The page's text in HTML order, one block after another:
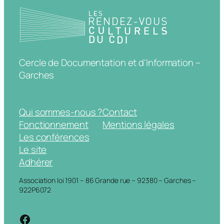
Cercle de Documentation et d'Information –
Garches
Qui sommes-nous ?
Fonctionnement
Les conférences
Le site
Adhérer
Contact
Mentions légales
Association loi 1901 – 86 Grande rue – 92380 – Garches –
922P6072
https://www.facebook.com/